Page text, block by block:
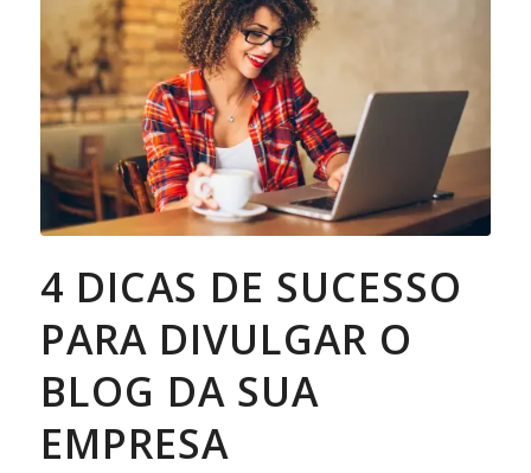
4 DICAS DE SUCESSO
PARA DIVULGAR O
BLOG DA SUA
EMPRESA